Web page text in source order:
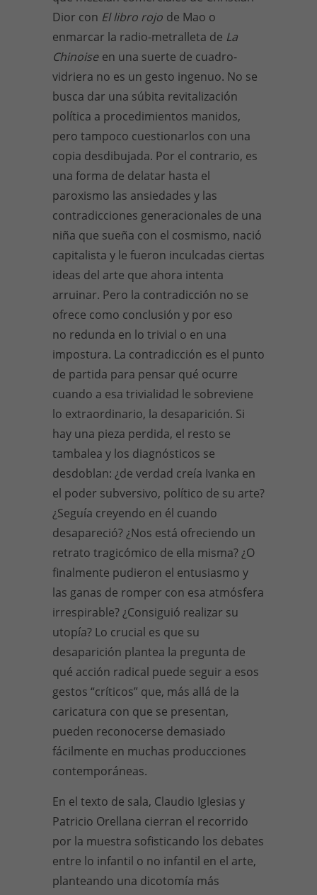
Dior con El libro rojo de Mao o
enmarcar la radio-metralleta de La
Chinoise en una suerte de cuadro-
vidriera no es un gesto ingenuo. No se
busca dar una súbita revitalización
política a procedimientos manidos,
pero tampoco cuestionarlos con una
copia desdibujada. Por el contrario, es
una forma de delatar hasta el
paroxismo las ansiedades y las
contradicciones generacionales de una
niña que sueña con el cosmismo, nació
capitalista y le fueron inculcadas ciertas
ideas del arte que ahora intenta
arruinar. Pero la contradicción no se
ofrece como conclusión y por eso
no redunda en lo trivial o en una
impostura. La contradicción es el punto
de partida para pensar qué ocurre
cuando a esa trivialidad le sobreviene
lo extraordinario, la desaparición. Si
hay una pieza perdida, el resto se
tambalea y los diagnósticos se
desdoblan: ¿de verdad creía Ivanka en
el poder subversivo, político de su arte?
¿Seguía creyendo en él cuando
desapareció? ¿Nos está ofreciendo un
retrato tragicómico de ella misma? ¿O
finalmente pudieron el entusiasmo y
las ganas de romper con esa atmósfera
irrespirable? ¿Consiguió realizar su
utopía? Lo crucial es que su
desaparición plantea la pregunta de
qué acción radical puede seguir a esos
gestos “críticos” que, más allá de la
caricatura con que se presentan,
pueden reconocerse demasiado
fácilmente en muchas producciones
contemporáneas.
En el texto de sala, Claudio Iglesias y
Patricio Orellana cierran el recorrido
por la muestra sofisticando los debates
entre lo infantil o no infantil en el arte,
planteando una dicotomía más